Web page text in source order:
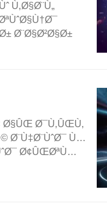
Ù‚Ø§Ø¨Ù„
Ø¨Ø§Ø²Ø§Ø±
Ø§ÛŒ Ø¯Ù‚ÛŒÙ‚
Ø¨Ù‡Ø¨ÙˆØ¯ Ù…
Ø¢ÛŒØªÙ…